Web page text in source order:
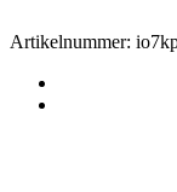
Artikelnummer: